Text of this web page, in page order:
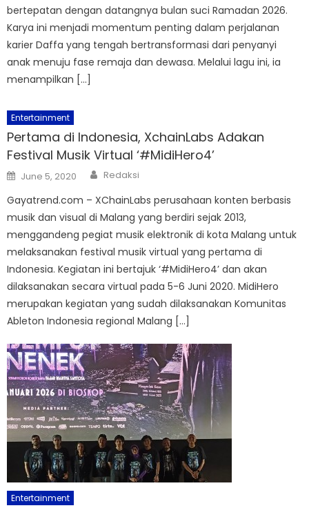
bertepatan dengan datangnya bulan suci Ramadan 2026.
Karya ini menjadi momentum penting dalam perjalanan
karier Daffa yang tengah bertransformasi dari penyanyi
anak menuju fase remaja dan dewasa. Melalui lagu ini, ia
menampilkan […]
Entertainment
Pertama di Indonesia, XchainLabs Adakan
Festival Musik Virtual ‘#MidiHero4’
Posted
on
June 5, 2020 Author
Redaksi
Gayatrend.com – XChainLabs perusahaan konten berbasis
musik dan visual di Malang yang berdiri sejak 2013,
menggandeng pegiat musik elektronik di kota Malang untuk
melaksanakan festival musik virtual yang pertama di
Indonesia. Kegiatan ini bertajuk ‘#MidiHero4’ dan akan
dilaksanakan secara virtual pada 5-6 Juni 2020. MidiHero
merupakan kegiatan yang sudah dilaksanakan Komunitas
Ableton Indonesia regional Malang […]
Entertainment